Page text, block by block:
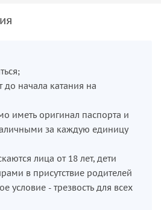
до начала катания на
иметь оригинал паспорта и
за каждую единицу
лица от 18 лет, дети
в присутствие родителей
условие - трезвость для всех